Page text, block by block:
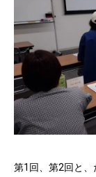
第1回、第2回と